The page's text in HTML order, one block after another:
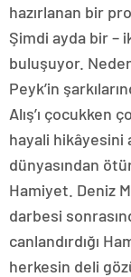
hazırlanan bir
Şimdi ayda bir –
buluşuyor.
Peyk’in
Alış’ı
hayali hikâyesini
dünyasından
Hamiyet. Deniz
darbesi
canlandırdığı
herkesin deli